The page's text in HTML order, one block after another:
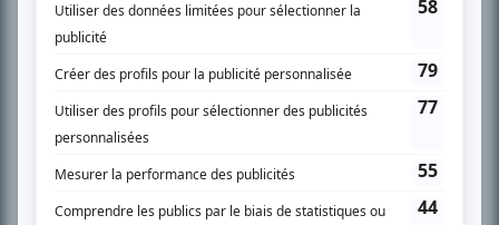
SUR LE RÉSEAU BIZZ MÉDIA
PLAN DU SITE
Accueil